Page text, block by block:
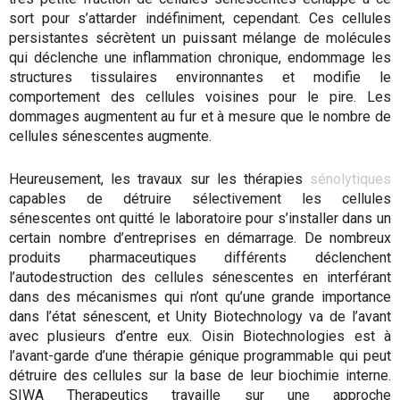
sort pour s’attarder indéfiniment, cependant. Ces cellules
persistantes sécrètent un puissant mélange de molécules
qui déclenche une inflammation chronique, endommage les
structures tissulaires environnantes et modifie le
comportement des cellules voisines pour le pire. Les
dommages augmentent au fur et à mesure que le nombre de
cellules sénescentes augmente.
Heureusement, les travaux sur les thérapies sénolytiques
capables de détruire sélectivement les cellules
sénescentes ont quitté le laboratoire pour s’installer dans un
certain nombre d’entreprises en démarrage. De nombreux
produits pharmaceutiques différents déclenchent
l’autodestruction des cellules sénescentes en interférant
dans des mécanismes qui n’ont qu’une grande importance
dans l’état sénescent, et Unity Biotechnology va de l’avant
avec plusieurs d’entre eux. Oisin Biotechnologies est à
l’avant-garde d’une thérapie génique programmable qui peut
détruire des cellules sur la base de leur biochimie interne.
SIWA Therapeutics travaille sur une approche